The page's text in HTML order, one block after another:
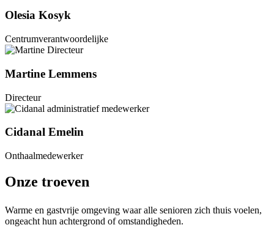
Olesia Kosyk
Centrumverantwoordelijke
Martine Lemmens
Directeur
Cidanal Emelin
Onthaalmedewerker
Onze troeven
Warme en gastvrije omgeving waar alle senioren zich thuis voelen,
ongeacht hun achtergrond of omstandigheden.